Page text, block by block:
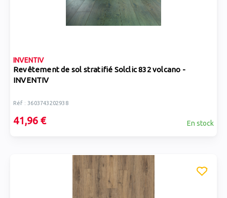
INVENTIV
Revêtement de sol stratifié Solclic 832 volcano -
INVENTIV
Réf : 3603743202938
41,96 € En stock